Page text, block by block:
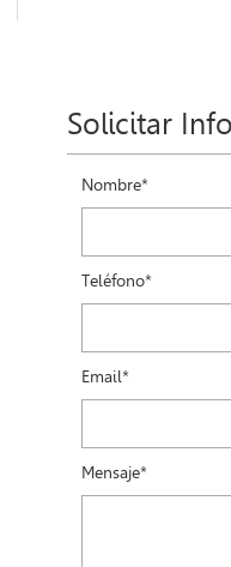
Solicitar
Nombre*
Teléfono*
Email*
Mensaje*